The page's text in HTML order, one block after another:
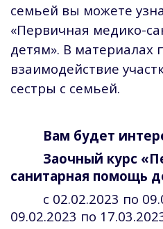
семьей вы можете
«Первичная медико-
детям». В материалах
взаимодействие
сестры с семьей.
Вам будет
Заочный курс
санитарная помощь
с 02.02.2023 по
09.02.2023 по